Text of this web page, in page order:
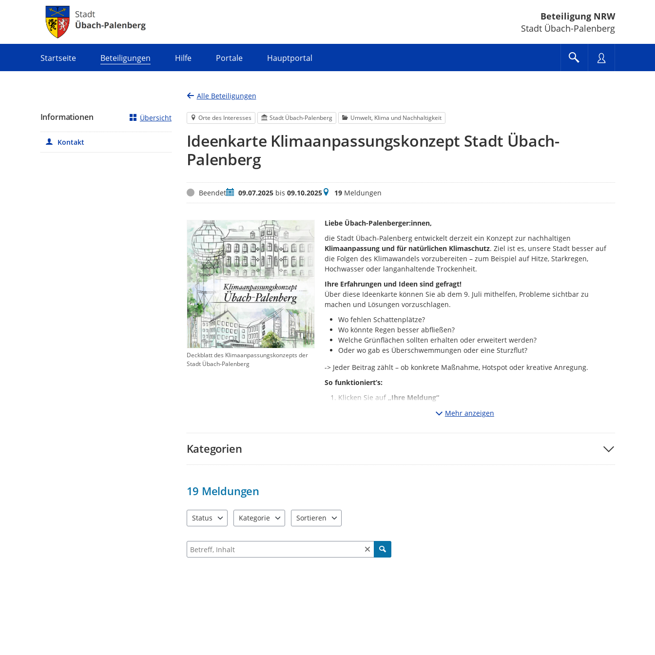
Beteiligung NRW
Stadt Übach-Palenberg
Startseite Beteiligungen Hilfe Portale Hauptportal
Alle Beteiligungen
Orte des Interesses Stadt Übach-Palenberg Umwelt, Klima und Nachhaltigkeit
Ideenkarte Klimaanpassungskonzept Stadt Übach-
Palenberg
StatusBeendetZeitraum
09.07.2025bis 09.10.2025Meldungen
19Meldungen
Deckblatt des Klimaanpassungskonzepts der
Stadt Übach-Palenberg
Liebe Übach-Palenberger:innen,
die Stadt Übach-Palenberg entwickelt derzeit ein Konzept zur nachhaltigen
Klimaanpassung und für natürlichen Klimaschutz. Ziel ist es, unsere Stadt besser auf
die Folgen des Klimawandels vorzubereiten – zum Beispiel auf Hitze, Starkregen,
Hochwasser oder langanhaltende Trockenheit.
Ihre Erfahrungen und Ideen sind gefragt!
Über diese Ideenkarte können Sie ab dem 9. Juli mithelfen, Probleme sichtbar zu
machen und Lösungen vorzuschlagen.
Wo fehlen Schattenplätze?
Wo könnte Regen besser abfließen?
Welche Grünflächen sollten erhalten oder erweitert werden?
Oder wo gab es Überschwemmungen oder eine Sturzflut?
-> Jeder Beitrag zählt – ob konkrete Maßnahme, Hotspot oder kreative Anregung.
So funktioniert’s:
Klicken Sie auf „Ihre Meldung“
Markieren Sie den Ort, den Ihr Vorschlag betrifft – oder platzieren Sie ihn (z. B. auf
Sie können gerne auchFotoshinzufügen
Klimaanpassungskonzept der Stadt mit ein. Die Beteiligung ist anonym. Sie können
auch bestehende Vorschläge mit einem Klick auf die Smileys bewerten.
Ich freue mich auf Ihre Beiträge für ein klimaresilientes Übach-Palenberg!
Ihre Klimaanpassungsmanagerin
Mehr anzeigen
Kategorien
19 Meldungen
Status
Kategorie
Sortieren
Suche nach Meldungen und Kommentaren
Informationen Übersicht
Kontakt